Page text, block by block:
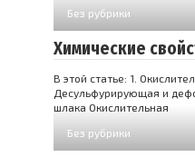
Без рубрики
Химические
В этой статье: 1.
Десульфурирующая и
шлака Окислительная
Без рубрики